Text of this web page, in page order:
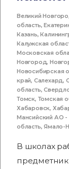
Великий
область,
Казань,
Калужская
Московская
Новгород,
Новосибирская
край, Салехард,
область,
Томск, Томская
Хабаровск,
Мансийский АО -
область,Ямало-
В школах